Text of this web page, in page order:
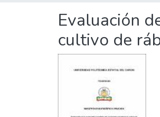
Evaluación
cultivo de